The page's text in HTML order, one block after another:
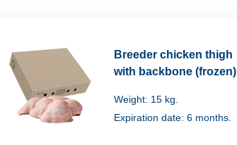
Breeder chicken thigh
with backbone (frozen)
Weight: 15 kg.
Expiration date: 6 months.